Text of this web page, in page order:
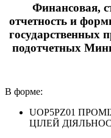
Финансовая,
отчетность и
государственных
подотчетных
В форме:
UOP5PZ01
ЦІЛЕЙ